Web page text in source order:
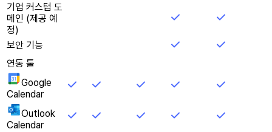
기업 커스텀 도
메인 (제공 예
정)
보안 기능
연동 툴
Google
Calendar
Outlook
Calendar